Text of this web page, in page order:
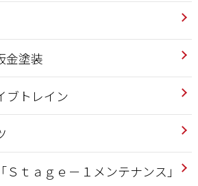
金塗装
ブトレイン
ｔａｇｅ－１メンテナンス」